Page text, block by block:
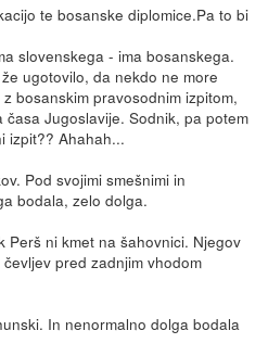
te bosanske diplomice.Pa to bi
slovenskega - ima bosanskega.
ugotovilo, da nekdo ne more
bosanskim pravosodnim izpitom,
Jugoslavije. Sodnik, pa potem
izpit?? Ahahah...
Pod svojimi smešnimi in
bodala, zelo dolga.
Perš ni kmet na šahovnici. Njegov
pred zadnjim vhodom
In nenormalno dolga bodala